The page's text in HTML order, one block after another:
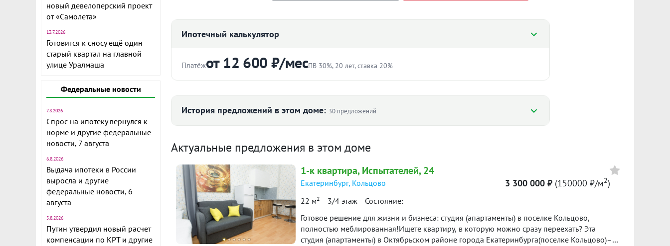
новый девелоперский проект
от «Самолета»
13.7.2026
Готовится к сносу ещё один
старый квартал на главной
улице Уралмаша
Федеральные новости
7.8.2026
Спрос на ипотеку вернулся к
норме и другие федеральные
новости, 7 августа
6.8.2026
Выдача ипотеки в России
выросла и другие
федеральные новости, 6
августа
5.8.2026
Путин утвердил новый расчет
компенсации по КРТ и другие
Тип сделки:
Ипотека: Не подходит
22 м2.
ДВОР:
- Большой, закрытый двор , хорошо изолированные
детские площадки, удобны и безопасны. Много
бесплатных парковочных мест.
ДОМ:
- Спецпроект 2018 г. постройки.
СТУДИЯ:
Ипотечный калькулятор
Платёжот 12 600 ₽/месПВ 30%, 20 лет, ставка 20%
%
лет
Ежемесячный платёж 12 600 ₽
Расчёт по аннуитетной формуле и является ориентировочным. Точную ставку и условия уточняйте в банке.
История предложений в этом доме: 30 предложений
63 035
II пол. 2022
71 111
I пол. 2023
83 665
II пол. 2023
84 783
II пол. 2024
74 336 ₽/м²
II пол. 2025
Актуальные предложения в этом доме
1-к квартира, Испытателей, 24
Екатеринбург, Кольцово
22 м2 3/4 этаж Состояние:
3 300 000 ₽ (150000 ₽/м2)
Готовое решение для жизни и бизнеса: студия (апартаменты) в поселке Кольцово,
полностью меблированная!Ищете квартиру, в которую можно сразу переехать? Эта
студия (апартаменты) в Октябрьском районе города Екатеринбурга(поселке Кольцово)–